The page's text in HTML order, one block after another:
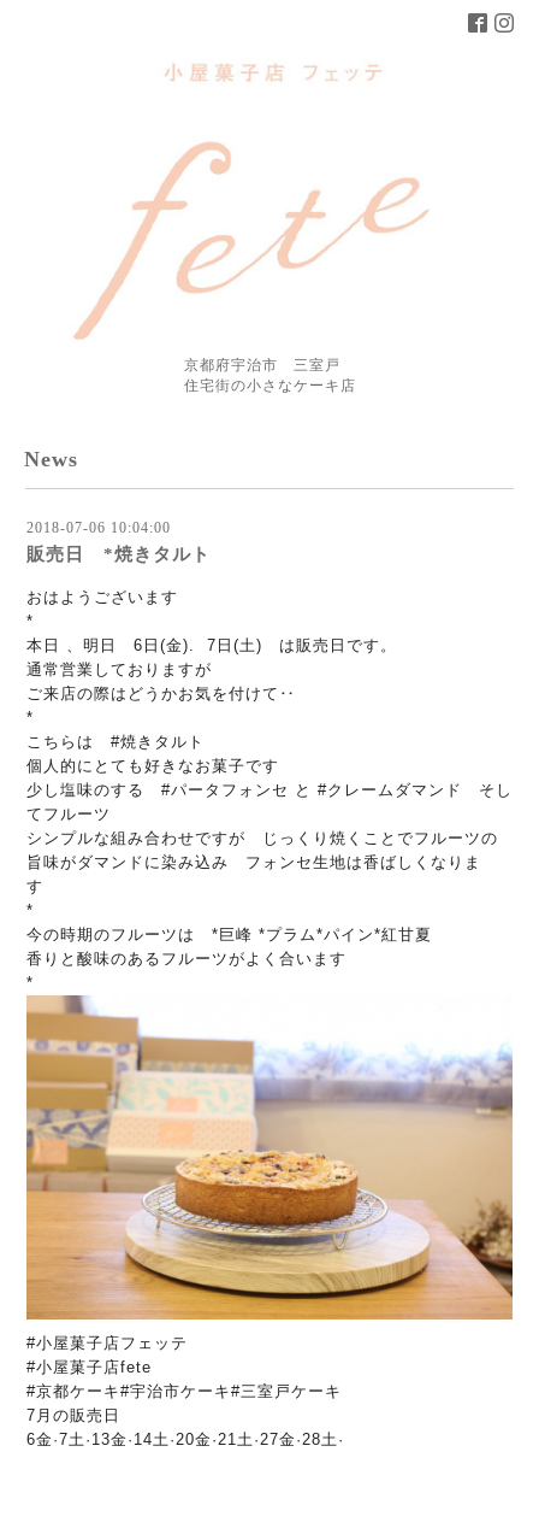
京都府宇治市 三室戸
住宅街の小さなケーキ店
News
2018-07-06 10:04:00
販売日 *焼きタルト
おはようございます
*
本日 、明日 6日(金). 7日(土) は販売日です。
通常営業しておりますが
ご来店の際はどうかお気を付けて‥
*
こちらは #焼きタルト
個人的にとても好きなお菓子です
少し塩味のする #パータフォンセ と #クレームダマンド そし
てフルーツ
シンプルな組み合わせですが じっくり焼くことでフルーツの
旨味がダマンドに染み込み フォンセ生地は香ばしくなりま
す
*
今の時期のフルーツは *巨峰 *プラム*パイン*紅甘夏
香りと酸味のあるフルーツがよく合います
*
#小屋菓子店フェッテ
#小屋菓子店fete
#京都ケーキ#宇治市ケーキ#三室戸ケーキ
7月の販売日
6金·7土·13金·14土·20金·21土·27金·28土·